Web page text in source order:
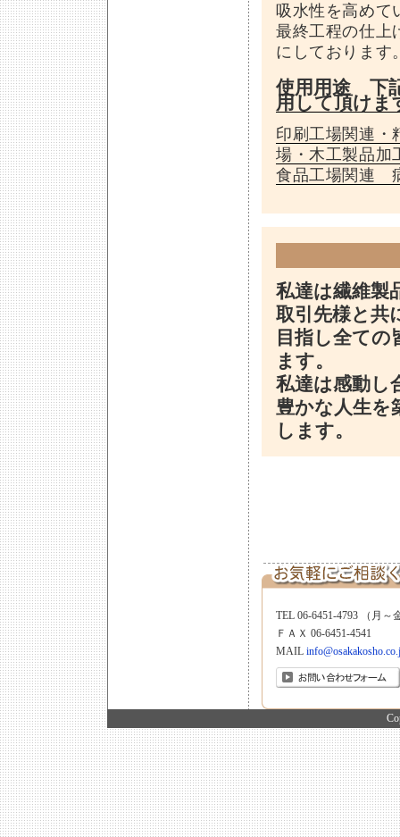
吸水性を高めて
最終工程の仕上
にしております
使用用途 下
用して頂けま
印刷工場関連・
場・木工製品加
食品工場関連
私達は繊維製
取引先様と共
目指し全て
ます。
私達は感動し
豊かな人生を
します。
TEL 06-6451-4793 （月～
ＦＡＸ 06-6451-4541
MAIL